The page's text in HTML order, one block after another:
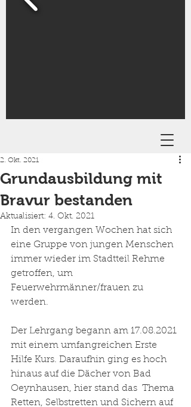
Grundausbildung mit
Bravur bestanden
2. Okt. 2021
Aktualisiert: 4. Okt. 2021
In den vergangen Wochen hat sich
eine Gruppe von jungen Menschen
immer wieder im Stadtteil Rehme
getroffen, um
Feuerwehrmänner/frauen zu
werden.
Der Lehrgang begann am 17.08.2021
mit einem umfangreichen Erste
Hilfe Kurs. Daraufhin ging es hoch
hinaus auf die Dächer von Bad
Oeynhausen, hier stand das  Thema
Retten, Selbstretten und Sichern auf